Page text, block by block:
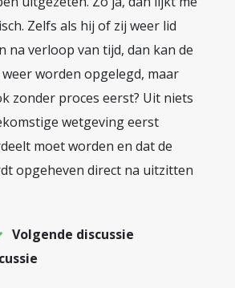
Zelfs als hij of zij weer lid
na verloop van tijd, dan kan de
worden opgelegd, maar
zonder proces eerst? Uit niets
wetgeving eerst
moet worden en dat de
opgeheven direct na uitzitten
Volgende discussie